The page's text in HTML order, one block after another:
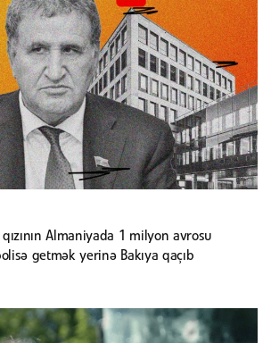
Almaniyada 1 milyon avrosu
getmək yerinə Bakıya qaçıb